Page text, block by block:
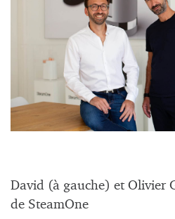
David (à gauche) et Olivier
de SteamOne